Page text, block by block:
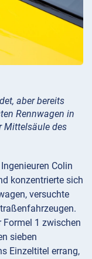
aber bereits
Rennwagen in
Mittelsäule des
Colin
konzentrierte sich
versuchte
Formel 1 zwischen
sieben
Einzeltitel errang,